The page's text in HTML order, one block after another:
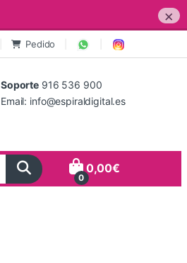
×
Pedido
Soporte 916 536 900
Email: info@espiraldigital.es
0
0,00€